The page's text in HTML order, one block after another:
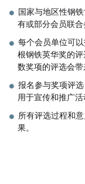
国家与地区性钢
有或部分会员联合
每个会员单位可
根钢铁英华奖的
数奖项的评选会带
报名参与奖项评
用于宣传和推广活
所有评选过程和
果。